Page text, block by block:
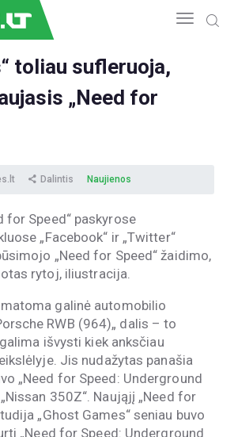
toliau sufleruoja,
„Need for
Dalintis Naujienos
for Speed“ paskyrose
„Facebook“ ir „Twitter“
„Need for Speed“ žaidimo,
rytoj, iliustracija.
galinė automobilio
RWB (964)„ dalis – to
išvysti kiek anksčiau
Jis nudažytas panašia
„Need for Speed: Underground
350Z“. Naująjį „Need for
„Ghost Games“ seniau buvo
„Need for Speed: Underground